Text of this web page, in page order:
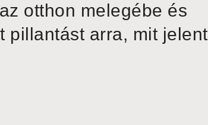
otthon melegébe és
pillantást arra, mit jelent